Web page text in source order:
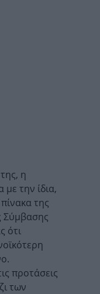
η
με την ίδια,
της
Σύμβασης
ότι
προτάσεις
των